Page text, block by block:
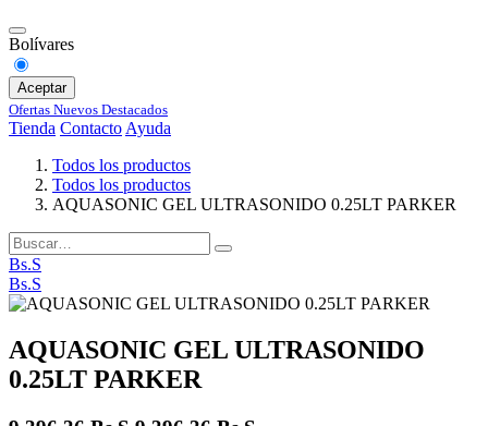
Bolívares
Aceptar
Ofertas Nuevos Destacados
Tienda Contacto Ayuda
Todos los productos
Todos los productos
AQUASONIC GEL ULTRASONIDO 0.25LT PARKER
Bs.S
Bs.S
AQUASONIC GEL ULTRASONIDO
0.25LT PARKER